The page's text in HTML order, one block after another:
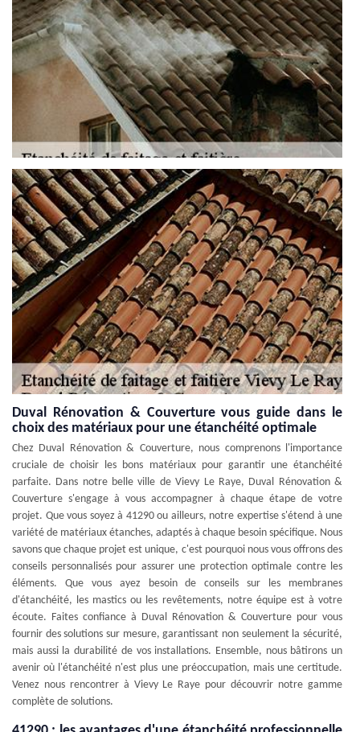
Duval Rénovation & Couverture vous guide dans le
choix des matériaux pour une étanchéité optimale
Chez Duval Rénovation & Couverture, nous comprenons l'importance
cruciale de choisir les bons matériaux pour garantir une étanchéité
parfaite. Dans notre belle ville de Vievy Le Raye, Duval Rénovation &
Couverture s'engage à vous accompagner à chaque étape de votre
projet. Que vous soyez à 41290 ou ailleurs, notre expertise s'étend à une
variété de matériaux étanches, adaptés à chaque besoin spécifique. Nous
savons que chaque projet est unique, c'est pourquoi nous vous offrons des
conseils personnalisés pour assurer une protection optimale contre les
éléments. Que vous ayez besoin de conseils sur les membranes
d'étanchéité, les mastics ou les revêtements, notre équipe est à votre
écoute. Faites confiance à Duval Rénovation & Couverture pour vous
fournir des solutions sur mesure, garantissant non seulement la sécurité,
mais aussi la durabilité de vos installations. Ensemble, nous bâtirons un
avenir où l'étanchéité n'est plus une préoccupation, mais une certitude.
Venez nous rencontrer à Vievy Le Raye pour découvrir notre gamme
complète de solutions.